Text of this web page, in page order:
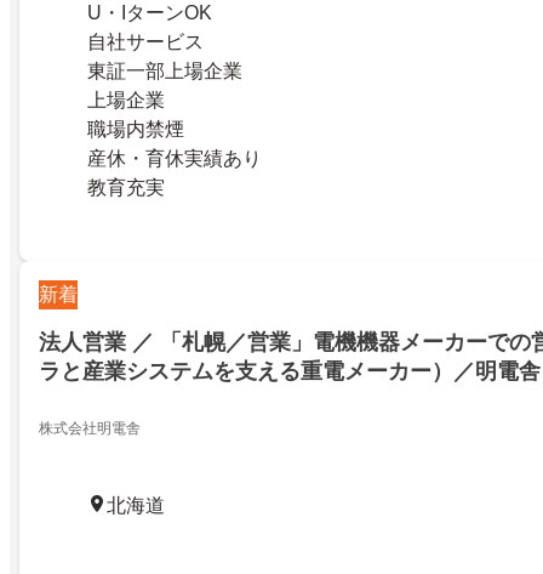
U・IターンOK
自社サービス
東証一部上場企業
上場企業
職場内禁煙
産休・育休実績あり
教育充実
新着
法人営業 ／ 「札幌／営業」電機機器メーカーでの
ラと産業システムを支える重電メーカー）／明電舎
株式会社明電舎
北海道